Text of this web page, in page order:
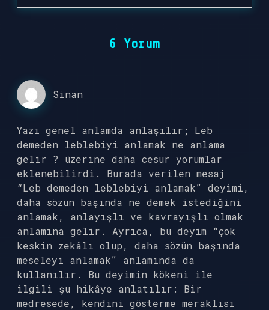
6 Yorum
Sinan
Yazı genel anlamda anlaşılır; Leb
demeden leblebiyi anlamak ne anlama
gelir ? üzerine daha cesur yorumlar
eklenebilirdi. Burada verilen mesaj
“Leb demeden leblebiyi anlamak” deyimi,
daha sözün başında ne demek istediğini
anlamak, anlayışlı ve kavrayışlı olmak
anlamına gelir. Ayrıca, bu deyim “çok
keskin zekâlı olup, daha sözün başında
meseleyi anlamak” anlamında da
kullanılır. Bu deyimin kökeni ile
ilgili şu hikâye anlatılır: Bir
medresede, kendini gösterme meraklısı